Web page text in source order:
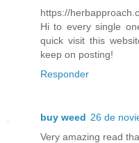
https://
Hi to every single
quick visit this
keep on posting!
Responder
buy weed 26 de
Very amazing read